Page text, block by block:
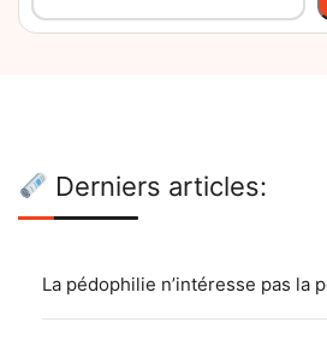
Derniers articles:
La pédophilie n’intéresse pas la